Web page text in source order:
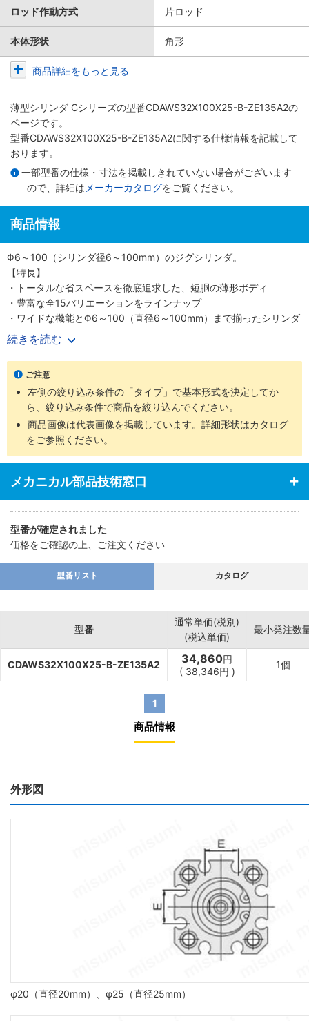
ロッド作動方式 片ロッド
本体形状 角形
商品詳細をもっと見る
薄型シリンダ Cシリーズの型番CDAWS32X100X25-B-ZE135A2の
ページです。
型番CDAWS32X100X25-B-ZE135A2に関する仕様情報を記載して
おります。
一部型番の仕様・寸法を掲載しきれていない場合がございます
ので、詳細は メーカーカタログをご覧ください。
商品情報
Φ6～100（シリンダ径6～100mm）のジグシリンダ。
【特長】
・トータルな省スペースを徹底追求した、短胴の薄形ボディ
・豊富な全15バリエーションをラインナップ
・ワイドな機能とΦ6～100（直径6～100mm）まで揃ったシリンダ
径で、多様なニーズに対応
・スクエアロッドで回転レス機能がプラス、機械装置の高効率設計
が可能
【用途】
・あらゆる業界の空気圧機器や生産ラインに対応
続きを読む
ご注意
左側の絞り込み条件の「タイプ」で基本形式を決定してか
ら、絞り込み条件で商品を絞り込んでください。
商品画像は代表画像を掲載しています。詳細形状はカタログ
をご参照ください。
メカニカル部品技術窓口
型番が確定されました
価格をご確認の上、ご注文ください
型番リスト カタログ
型番
通常単価(税別)
(税込単価)
最小発注数
CDAWS32X100X25-B-ZE135A2 34,860円
( 38,346円 )
1個
1
商品情報
外形図
φ20（直径20mm）、φ25（直径25mm）